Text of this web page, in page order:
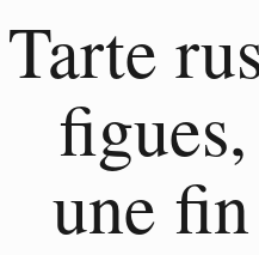
Tarte
une